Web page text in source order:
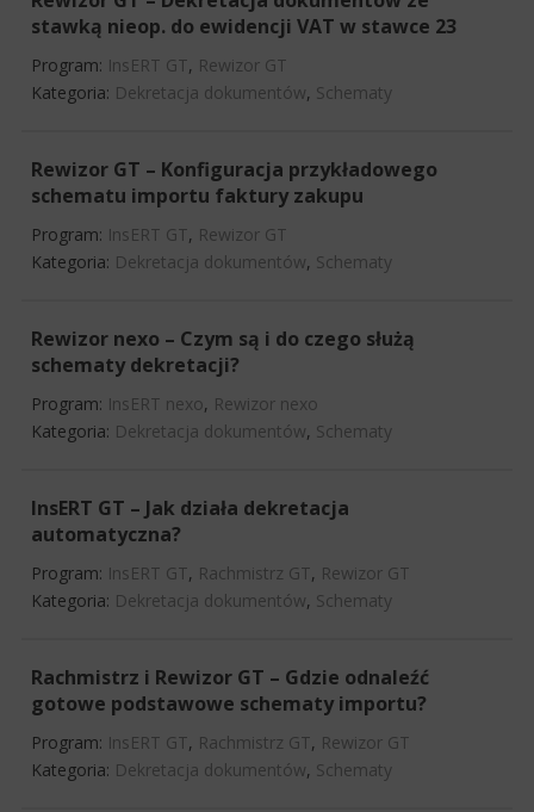
stawką nieop. do ewidencji VAT w stawce 23
Program: InsERT GT, Rewizor GT
Kategoria: Dekretacja dokumentów, Schematy
Rewizor GT – Konfiguracja przykładowego
schematu importu faktury zakupu
Program: InsERT GT, Rewizor GT
Kategoria: Dekretacja dokumentów, Schematy
Rewizor nexo – Czym są i do czego służą
schematy dekretacji?
Program: InsERT nexo, Rewizor nexo
Kategoria: Dekretacja dokumentów, Schematy
InsERT GT – Jak działa dekretacja
automatyczna?
Program: InsERT GT, Rachmistrz GT, Rewizor GT
Kategoria: Dekretacja dokumentów, Schematy
Rachmistrz i Rewizor GT – Gdzie odnaleźć
gotowe podstawowe schematy importu?
Program: InsERT GT, Rachmistrz GT, Rewizor GT
Kategoria: Dekretacja dokumentów, Schematy